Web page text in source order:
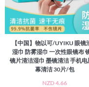
【中国】物以可/UYIKU 眼镜
湿巾 防雾湿巾 一次性眼镜布
镜片清洁湿巾 墨镜清洁 手机电
幕清洁 30片/包
NZD 4.66